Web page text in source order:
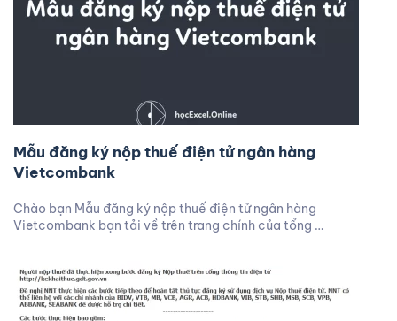
Mẫu đăng ký nộp thuế điện tử ngân hàng
Vietcombank
Chào bạn Mẫu đăng ký nộp thuế điện tử ngân hàng
Vietcombank bạn tải về trên trang chính của tổng …